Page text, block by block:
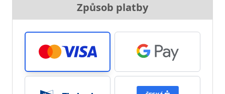
Způsob platby